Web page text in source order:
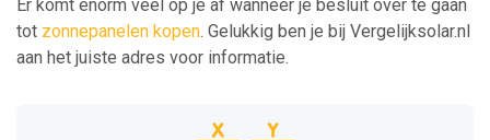
Er komt enorm veel op je af wanneer je besluit over te gaan
tot zonnepanelen kopen. Gelukkig ben je bij Vergelijksolar.nl
aan het juiste adres voor informatie.